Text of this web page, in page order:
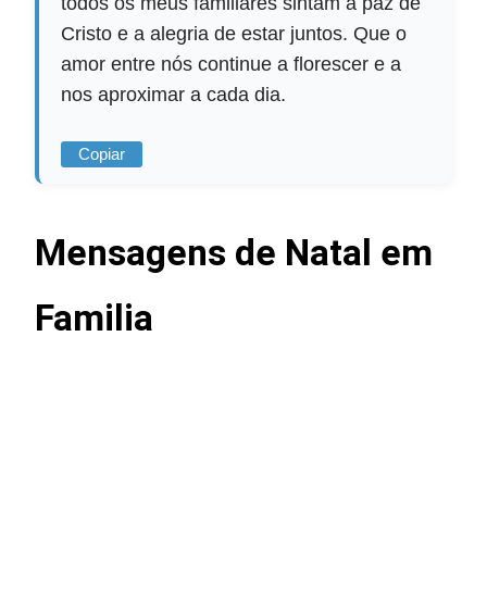
Cristo e a alegria de estar juntos. Que o
amor entre nós continue a florescer e a
nos aproximar a cada dia.
Copiar
Mensagens de Natal em
Familia